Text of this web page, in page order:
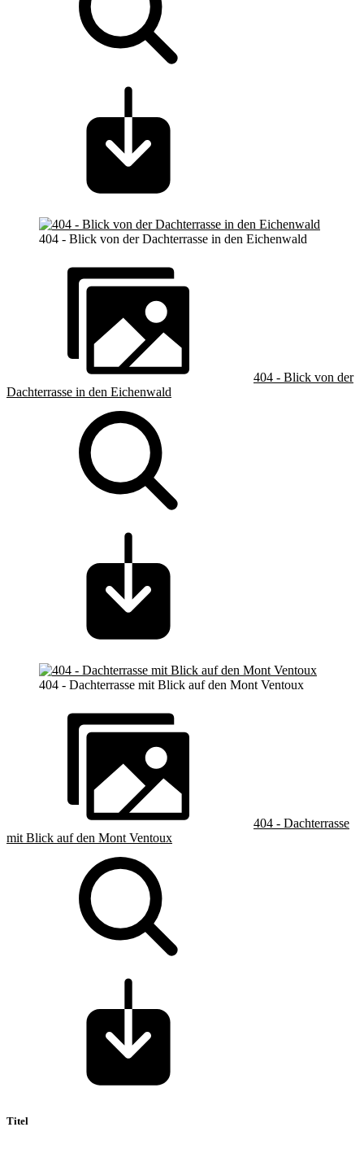
404 - Blick von der Dachterrasse in den Eichenwald
404 - Blick von der
Dachterrasse in den Eichenwald
404 - Dachterrasse mit Blick auf den Mont Ventoux
404 - Dachterrasse
mit Blick auf den Mont Ventoux
Titel